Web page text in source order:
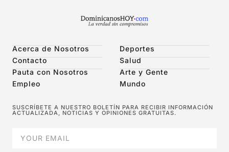
Acerca de Nosotros
Contacto
Pauta con Nosotros
Empleo
Deportes
Salud
Arte y Gente
Mundo
SUSCRÍBETE A NUESTRO BOLETÍN PARA RECIBIR INFORMACIÓN
ACTUALIZADA, NOTICIAS Y OPINIONES GRATUITAS.